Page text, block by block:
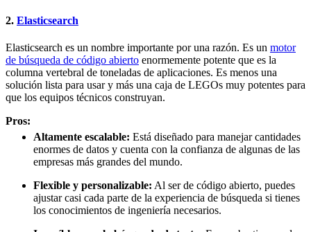
2. Elasticsearch
Elasticsearch es un nombre importante por una razón. Es un motor
de búsqueda de código abierto enormemente potente que es la
columna vertebral de toneladas de aplicaciones. Es menos una
solución lista para usar y más una caja de LEGOs muy potentes para
que los equipos técnicos construyan.
Pros:
Altamente escalable: Está diseñado para manejar cantidades
enormes de datos y cuenta con la confianza de algunas de las
empresas más grandes del mundo.
Flexible y personalizable: Al ser de código abierto, puedes
ajustar casi cada parte de la experiencia de búsqueda si tienes
los conocimientos de ingeniería necesarios.